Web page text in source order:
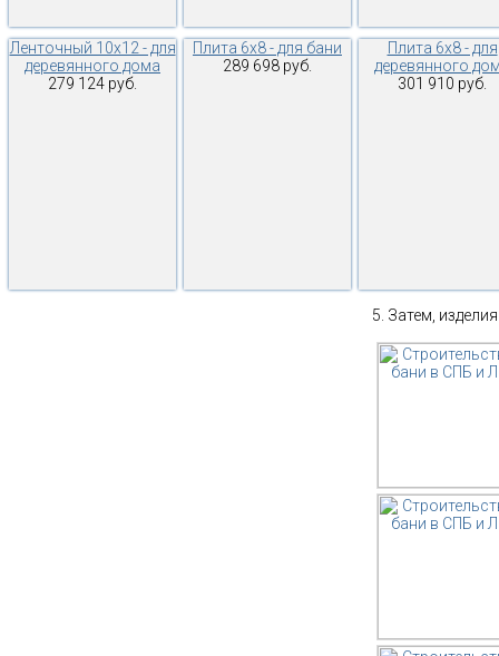
Ленточный 10х12 - для
деревянного дома
279 124 руб.
Плита 6х8 - для бани
289 698 руб.
Плита 6х8 - для
деревянного
301 910 руб.
Затем,